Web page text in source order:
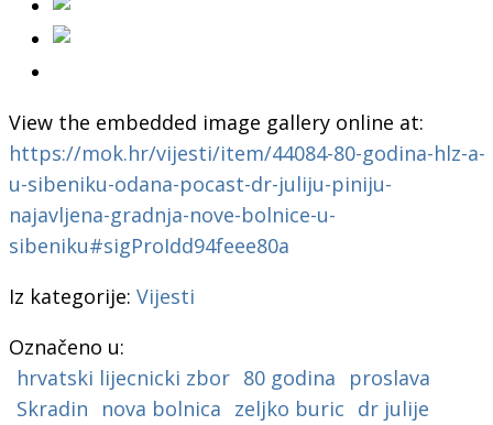
View the embedded image gallery online at:
https://mok.hr/vijesti/item/44084-80-godina-hlz-a-
u-sibeniku-odana-pocast-dr-juliju-piniju-
najavljena-gradnja-nove-bolnice-u-
sibeniku#sigProIdd94feee80a
Iz kategorije: Vijesti
Označeno u:
hrvatski lijecnicki zbor 80 godina
proslava
Skradin
nova bolnica zeljko buric dr julije